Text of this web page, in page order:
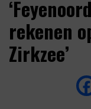
rekenen
Zirkzee’